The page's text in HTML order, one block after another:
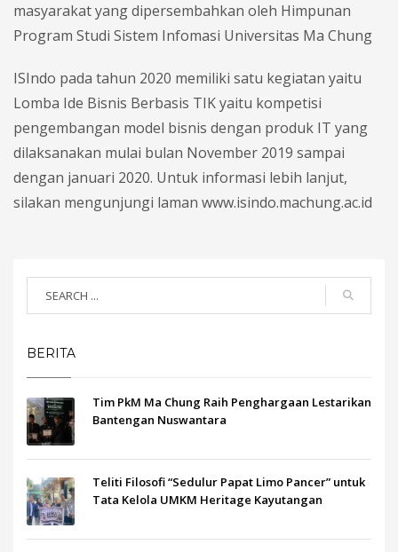
masyarakat yang dipersembahkan oleh Himpunan
Program Studi Sistem Infomasi Universitas Ma Chung
ISIndo pada tahun 2020 memiliki satu kegiatan yaitu
Lomba Ide Bisnis Berbasis TIK yaitu kompetisi
pengembangan model bisnis dengan produk IT yang
dilaksanakan mulai bulan November 2019 sampai
dengan januari 2020. Untuk informasi lebih lanjut,
silakan mengunjungi laman www.isindo.machung.ac.id
BERITA
Tim PkM Ma Chung Raih Penghargaan Lestarikan
Bantengan Nuswantara
Teliti Filosofi “Sedulur Papat Limo Pancer” untuk
Tata Kelola UMKM Heritage Kayutangan